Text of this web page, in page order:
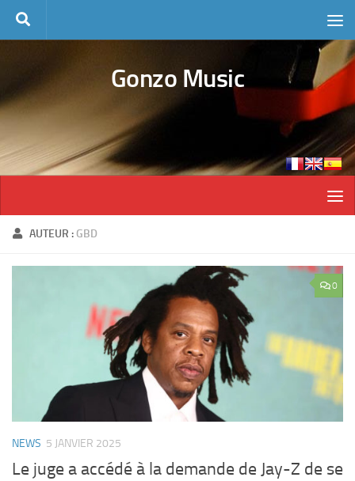
Skip to content
Gonzo Music
AUTEUR : GBD
0
NEWS 5 JANVIER 2025
Le juge a accédé à la demande de Jay-Z de se